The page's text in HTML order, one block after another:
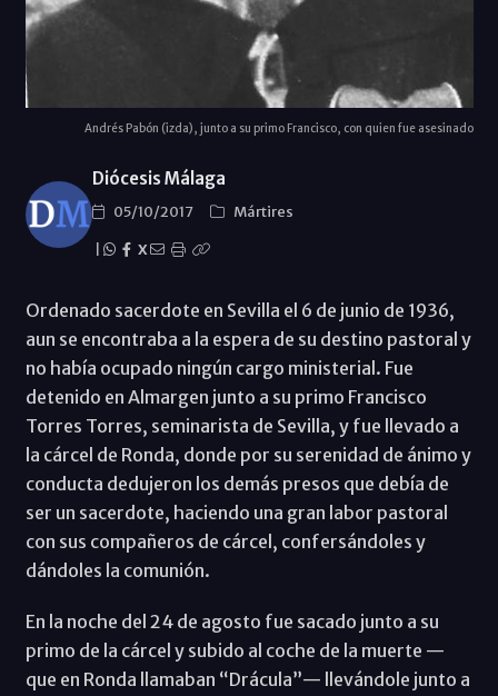
Andrés Pabón (izda), junto a su primo Francisco, con quien fue asesinado
Diócesis Málaga
05/10/2017
Mártires
X
Ordenado sacerdote en Sevilla el 6 de junio de 1936,
aun se encontraba a la espera de su destino pastoral y
no había ocupado ningún cargo ministerial. Fue
detenido en Almargen junto a su primo Francisco
Torres Torres, seminarista de Sevilla, y fue llevado a
la cárcel de Ronda, donde por su serenidad de ánimo y
conducta dedujeron los demás presos que debía de
ser un sacerdote, haciendo una gran labor pastoral
con sus compañeros de cárcel, confersándoles y
dándoles la comunión.
En la noche del 24 de agosto fue sacado junto a su
primo de la cárcel y subido al coche de la muerte —
que en Ronda llamaban “Drácula”— llevándole junto a